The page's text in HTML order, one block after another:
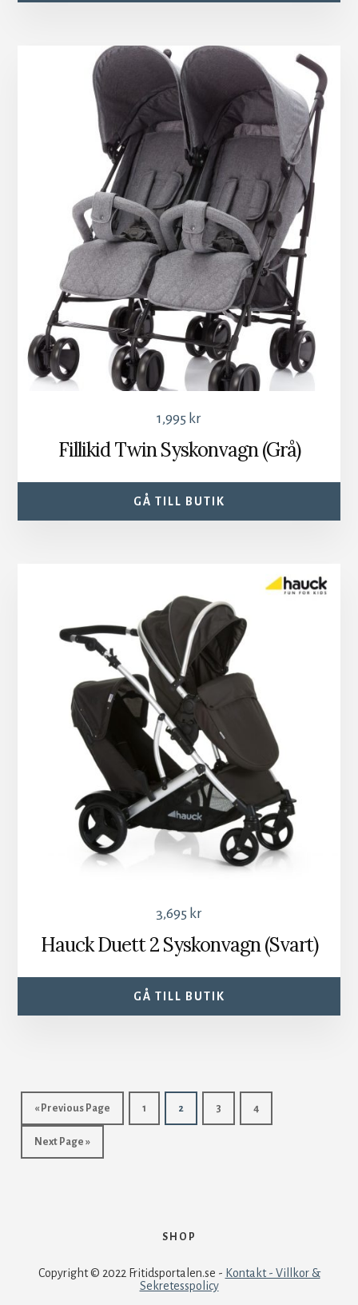
1,995 kr
Fillikid Twin Syskonvagn (Grå)
GÅ TILL BUTIK
3,695 kr
Hauck Duett 2 Syskonvagn (Svart)
GÅ TILL BUTIK
« Previous Page 1 2 3 4
Next Page »
SHOP
Copyright © 2022 Fritidsportalen.se - Kontakt - Villkor &
Sekretesspolicy